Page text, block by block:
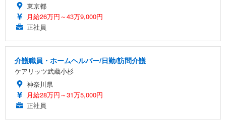
東京都
月給26万円～43万9,000円
正社員
介護職員・ホームヘルパー/日勤/訪問介護
ケアリッツ武蔵小杉
神奈川県
月給28万円～31万5,000円
正社員